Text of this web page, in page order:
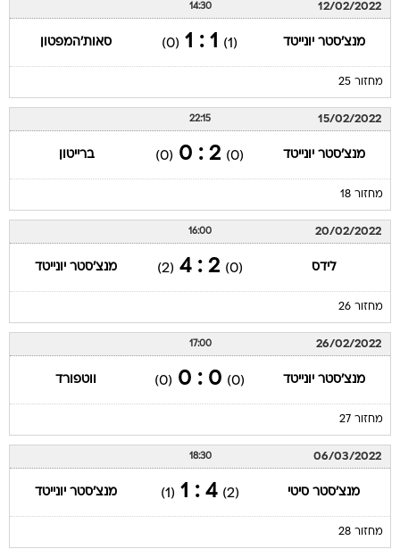
12/02/2022
14:30
מנצ'סטר יונייטד (1)
1 : 1
(0) סאות'המפטון
מחזור 25
15/02/2022
22:15
מנצ'סטר יונייטד (0)
2 : 0
(0) ברייטון
מחזור 18
20/02/2022
16:00
לידס (0)
2 : 4
(2) מנצ'סטר יונייטד
מחזור 26
26/02/2022
17:00
מנצ'סטר יונייטד (0)
0 : 0
(0) ווטפורד
מחזור 27
06/03/2022
18:30
מנצ'סטר סיטי (2)
4 : 1
(1) מנצ'סטר יונייטד
מחזור 28